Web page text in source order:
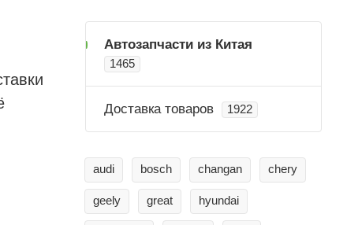
Автозапчасти из Китая
1465
Доставка товаров 1922
audi bosch changan chery
geely great hyundai